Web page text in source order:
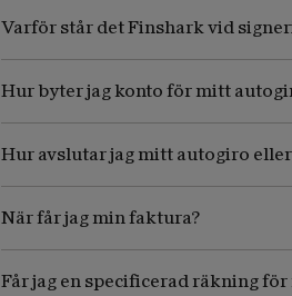
Varför står det Finshark vid
Hur byter jag konto för mitt
Hur avslutar jag mitt autogiro
När får jag min faktura?
Får jag en specificerad räkning för